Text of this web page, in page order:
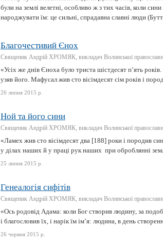
були на землі велетні, особливо ж з тих часів, коли
народжувати їм: це сильні, спрадавна славні люди
Благочестивий Єнох
Cвященик Андрій ХРОМЯК, викладач Волинської
«Усіх же днів Єноха було триста шістдесят п’ять
узяв його. Мафусал жив сто вісімдесят сім років і
26 липня 2015 р.
Ной та його сини
Cвященик Андрій ХРОМЯК, викладач Волинської
«Ламех жив сто вісімдесят два [188] роки і породив
у ділах наших й у праці рук наших при оброблянні
25 липня 2015 р.
Генеалогія сифітів
Священик Андрій ХРОМЯК, викладач Волинської
«Ось родовід Адама: коли Бог створив людину, за
і благословив їх, і нарік їм ім’я: людина, в день
26 червня 2015 р.